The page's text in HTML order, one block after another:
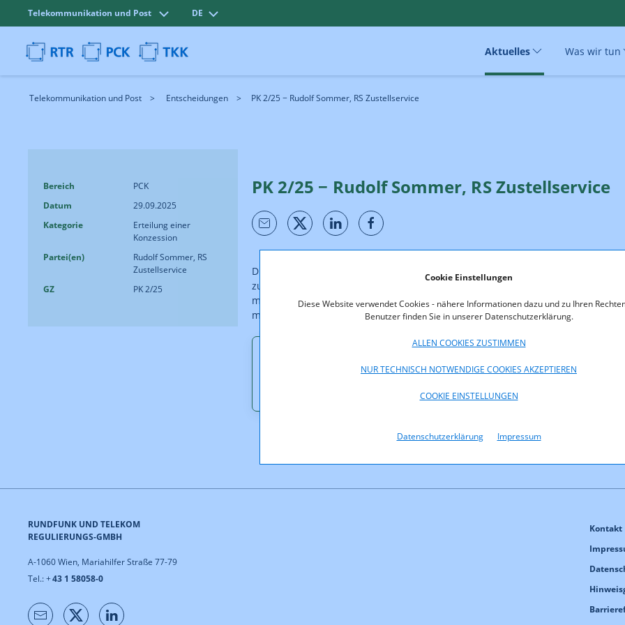
Cookie Einstellungen
Diese Website verwendet Cookies - nähere Informationen dazu und zu Ihren
Benutzer finden Sie in unserer Datenschutzerklärung.
ALLEN COOKIES ZUSTIMMEN
NUR TECHNISCH NOTWENDIGE COOKIES AKZEPTIEREN
COOKIE EINSTELLUNGEN
Datenschutzerklärung Impressum
Telekommunikation und Post DE
Aktuelles Was wir tun
Telekommunikation und Post Entscheidungen PK 2/25 − Rudolf Sommer, RS Zustellservice
Bereich
PCK
Datum
29.09.2025
Kategorie
Erteilung einer
Konzession
Partei(en)
Rudolf Sommer, RS
Zustellservice
GZ
PK 2/25
PK 2/25 − Rudolf Sommer, RS Zustellservice
Die Post-Control-Kommission hat in ihrer Sitzung am 29.09.2025 die Zustimmung
zur Übertragung der erteilten Konzession von Rudolf Sommer, RS Zustellservice
mit Sitz in 6845 Hohenems, Schwefelbadstraße 2 auf die RS Zustellservice
mit Sitz in 6845 Hohenems, Schwefelbadstraße 2, erteilt.
PK-2_25-Bescheid.pdf (pdf, 123,8 KB)
RUNDFUNK UND TELEKOM
REGULIERUNGS-GMBH
A-1060 Wien, Mariahilfer Straße 77-79
Tel.: +43 1 58058-0
Kontakt